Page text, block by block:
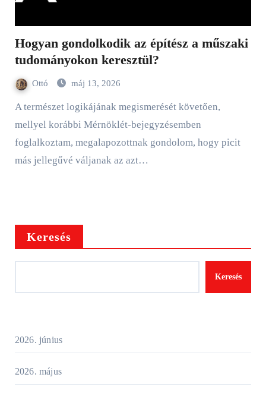
Hogyan gondolkodik az építész a műszaki
tudományokon keresztül?
Ottó máj 13, 2026
A természet logikájának megismerését követően,
mellyel korábbi Mérnöklét-bejegyzésemben
foglalkoztam, megalapozottnak gondolom, hogy picit
más jellegűvé váljanak az azt…
Keresés
Keresés
2026. június
2026. május